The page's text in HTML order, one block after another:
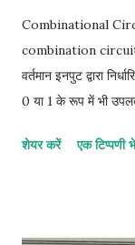
Combinational
combination circuit
वर्तमान इनपुट द्वारा
0 या 1 के रूप में भी
circuit से जुड़ी होती
शेयर करें एक टिप्पणी